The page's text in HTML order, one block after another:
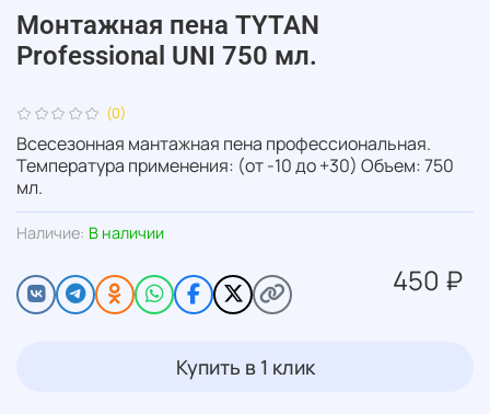
(0)
Наличие: В наличии
Монтажная пена TYTAN
Professional UNI 750 мл.
450 ₽
Купить в 1 клик
Всесезонная мантажная пена профессиональная.
Температура применения: (от -10 до +30) Объем: 750
мл.